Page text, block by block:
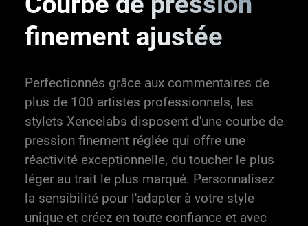
finement ajustée
Perfectionnés grâce aux commentaires de
plus de 100 artistes professionnels, les
stylets Xencelabs disposent d'une courbe de
pression finement réglée qui offre une
réactivité exceptionnelle, du toucher le plus
léger au trait le plus marqué. Personnalisez
la sensibilité pour l'adapter à votre style
unique et créez en toute confiance et avec